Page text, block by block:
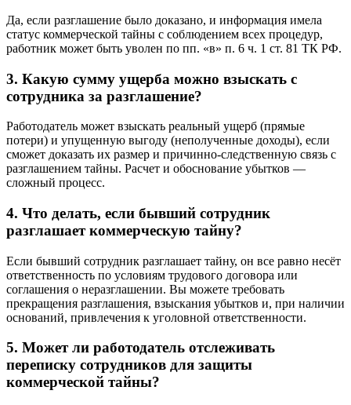
Да, если разглашение было доказано, и информация имела
статус коммерческой тайны с соблюдением всех процедур,
работник может быть уволен по пп. «в» п. 6 ч. 1 ст. 81 ТК РФ.
3. Какую сумму ущерба можно взыскать с
сотрудника за разглашение?
Работодатель может взыскать реальный ущерб (прямые
потери) и упущенную выгоду (неполученные доходы), если
сможет доказать их размер и причинно-следственную связь с
разглашением тайны. Расчет и обоснование убытков —
сложный процесс.
4. Что делать, если бывший сотрудник
разглашает коммерческую тайну?
Если бывший сотрудник разглашает тайну, он все равно несёт
ответственность по условиям трудового договора или
соглашения о неразглашении. Вы можете требовать
прекращения разглашения, взыскания убытков и, при наличии
оснований, привлечения к уголовной ответственности.
5. Может ли работодатель отслеживать
переписку сотрудников для защиты
коммерческой тайны?